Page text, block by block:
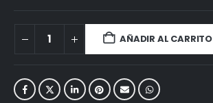
AÑADIR AL CARRITO